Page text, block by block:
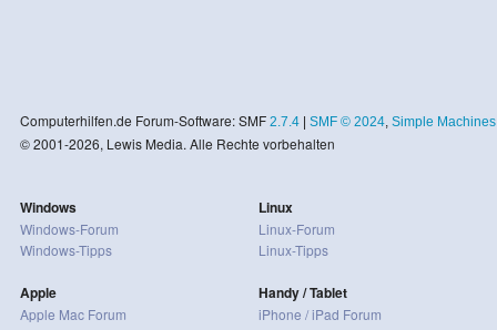
Computerhilfen.de Forum-Software: SMF 2.7.4| SMF © 2024, Simple Machines
© 2001-2026, Lewis Media. Alle Rechte vorbehalten
Windows
Windows-Forum
Windows-Tipps
Apple
Apple Mac Forum
Linux
Linux-Forum
Linux-Tipps
Handy / Tablet
iPhone / iPad Forum